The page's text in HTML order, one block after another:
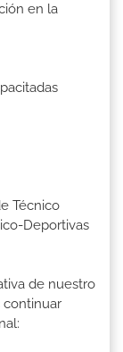
en la
Técnico
Deportivas
de nuestro
continuar